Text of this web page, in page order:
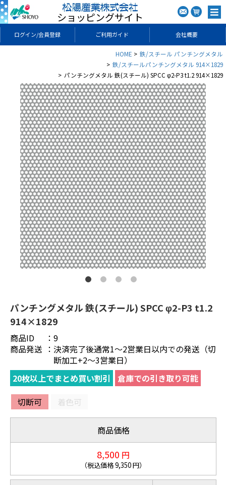
ショッピングサイト
ログイン/会員登録 ご利用ガイド 会社概要
HOME
鉄/スチール パンチングメタル
鉄/スチールパンチングメタル 914×1829
パンチングメタル 鉄(スチール) SPCC φ2-P3 t1.2 914×1829
パンチングメタル 鉄(スチール) SPCC φ2-P3 t1.2
914×1829
商品ID ： 9
商品発送 ： 決済完了後通常1～2営業日以内での発送（切
断加工+2～3営業日）
20枚以上でまとめ買い割引
倉庫での引き取り可能
切断可
着色可
商品価格
8,500 円
（税込価格9,350円）